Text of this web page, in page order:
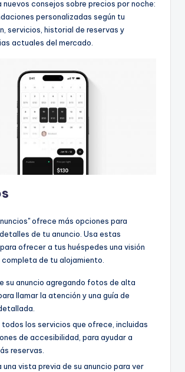
nuevos consejos sobre precios por noche:
personalizadas según tu
servicios, historial de reservas y
actuales del mercado.
ofrece más opciones para
de tu anuncio. Usa estas
ofrecer a tus huéspedes una visión
de tu alojamiento.
su anuncio agregando fotos de alta
llamar la atención y una guía de
todos los servicios que ofrece, incluidas
de accesibilidad, para ayudar a
reservas.
una vista previa de su anuncio para ver